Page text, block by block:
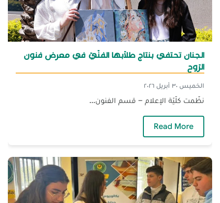
الجنان تحتفي بنتاج طلّابها الفنّيّ في معرض فنون
الرّوح
الخميس ٣٠ أبريل ٢٠٢٦
نظّمت كلّيّة الإعلام – قسم الفنون...
Read More